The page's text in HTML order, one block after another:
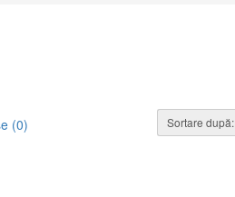
(0) Sortare după: